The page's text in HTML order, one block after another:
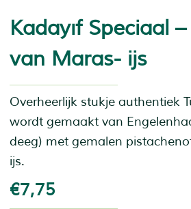
Kadayıf Speciaal
van Maras- ijs
Overheerlijk stukje authentiek
wordt gemaakt van
deeg) met gemalen
ijs.
€7,75